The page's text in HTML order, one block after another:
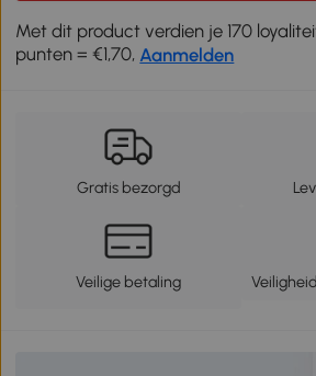
Met dit product verdien je 170
punten = €1,70, Aanmelden
Gratis bezorgd
Veilige betaling